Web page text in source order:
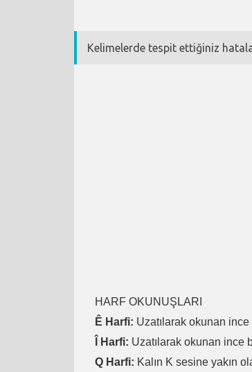
Kelimelerde tespit ettiğiniz
HARF OKUNUŞLARI
Ê Harfi: Uzatılarak okunan
Î Harfi: Uzatılarak okunan ince
Q Harfi: Kalın K sesine yakın